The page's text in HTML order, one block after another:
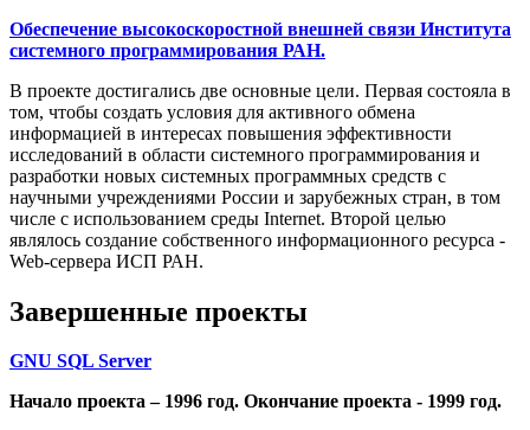
Обеспечение высокоскоростной внешней связи Института
системного программирования РАН.
В проекте достигались две основные цели. Первая состояла в
том, чтобы создать условия для активного обмена
информацией в интересах повышения эффективности
исследований в области системного программирования и
разработки новых системных программных средств с
научными учреждениями России и зарубежных стран, в том
числе с использованием среды Internet. Второй целью
являлось создание собственного информационного ресурса -
Web-сервера ИСП РАН.
Завершенные проекты
GNU SQL Server
Начало проекта – 1996 год. Окончание проекта - 1999 год.